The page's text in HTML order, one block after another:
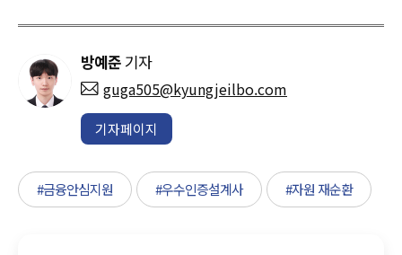
방예준 기자
guga505@kyungjeilbo.com
기자페이지
#금융안심지원 #우수인증설계사 #자원 재순환